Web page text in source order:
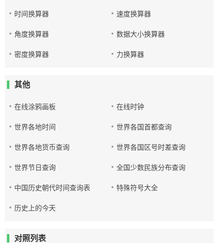
时间换算器 速度换算器
角度换算器 数据大小换算器
密度换算器 力换算器
其他
在线涂鸦画板 在线时钟
世界各地时间 世界各国首都查询
世界各地货币查询 世界各国区号时差查询
世界节日查询 全国少数民族分布查询
中国历史朝代时间查询表 特殊符号大全
历史上的今天
对照列表